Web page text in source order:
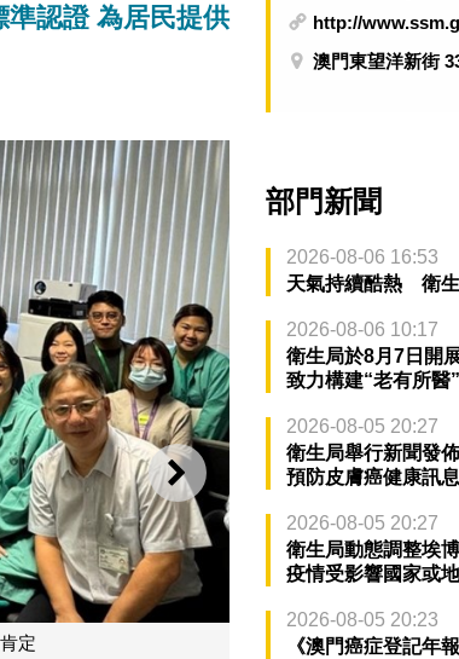
認證 為居民提供
下一則
定
http://
澳門東望洋新街
部門新聞
2026-08-06 16:53
天氣持續酷熱 衛
2026-08-06 10:17
衛生局於8月7日開
致力構建“老有所醫
2026-08-05 20:27
衛生局舉行新聞發
預防皮膚癌健康訊息
2026-08-05 20:27
衛生局動態調整埃
疫情受影響國家或
2026-08-05 20:23
《澳門癌症登記年